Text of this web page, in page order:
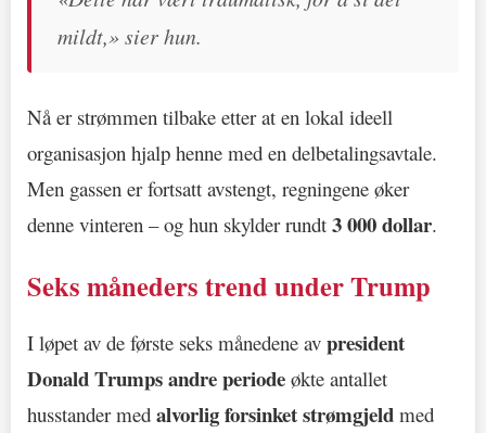
mildt,» sier hun.
Nå er strømmen tilbake etter at en lokal ideell
organisasjon hjalp henne med en delbetalingsavtale.
Men gassen er fortsatt avstengt, regningene øker
denne vinteren – og hun skylder rundt 3 000 dollar.
Seks måneders trend under Trump
I løpet av de første seks månedene av president
Donald Trumps andre periode økte antallet
husstander med alvorlig forsinket strømgjeld med